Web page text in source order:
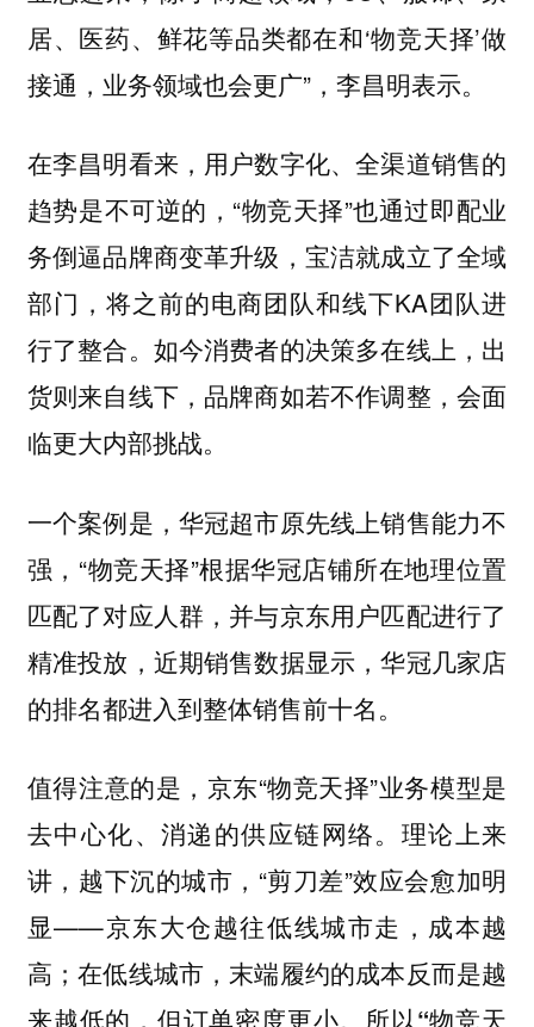
居、医药、鲜花等品类都在和‘物竞天择’做
接通，业务领域也会更广”，李昌明表示。
在李昌明看来，用户数字化、全渠道销售的
趋势是不可逆的，“物竞天择”也通过即配业
务倒逼品牌商变革升级，宝洁就成立了全域
部门，将之前的电商团队和线下KA团队进
行了整合。如今消费者的决策多在线上，出
货则来自线下，品牌商如若不作调整，会面
临更大内部挑战。
一个案例是，华冠超市原先线上销售能力不
强，“物竞天择”根据华冠店铺所在地理位置
匹配了对应人群，并与京东用户匹配进行了
精准投放，近期销售数据显示，华冠几家店
的排名都进入到整体销售前十名。
值得注意的是，京东“物竞天择”业务模型是
去中心化、消递的供应链网络。理论上来
讲，越下沉的城市，“剪刀差”效应会愈加明
显——京东大仓越往低线城市走，成本越
高；在低线城市，末端履约的成本反而是越
来越低的，但订单密度更小。 所以“物竞天